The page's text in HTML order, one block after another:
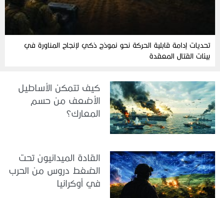
تحديات إدامة قابلية الحركة نحو نموذج ذكي لإنجاح المناورة في
بيئات القتال المعقدة
كيف تتمكن الأساطيل
الأضعف من حسم
المعارك؟
القادة الميدانيون تحت
الضغط دروس من الحرب
في أوكرانيا